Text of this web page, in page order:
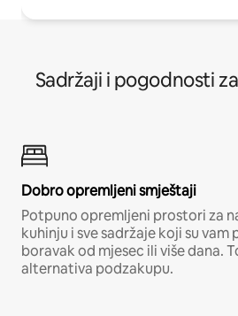
Sadržaji i pogodnosti
Dobro opremljeni smještaji
Potpuno opremljeni prostori za
kuhinju i sve sadržaje koji su
boravak od mjesec ili više dana.
alternativa podzakupu.